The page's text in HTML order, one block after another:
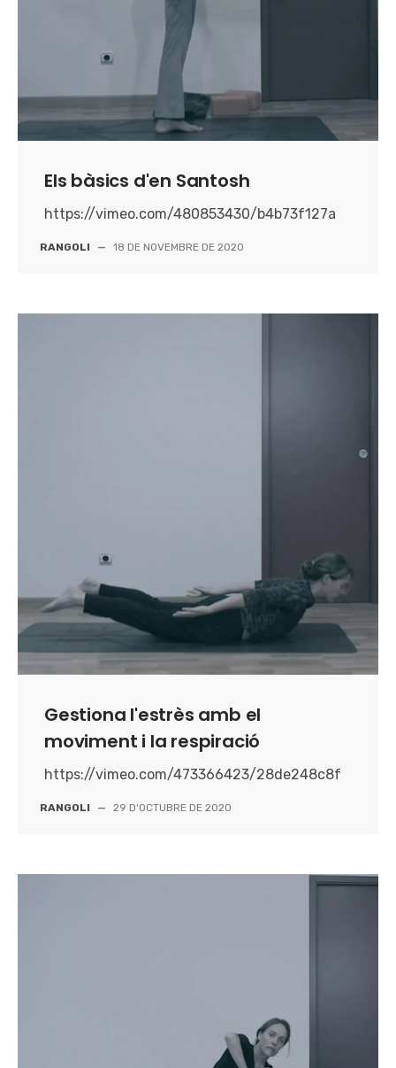
Els bàsics d'en Santosh
https://vimeo.com/480853430/b4b73f127a
RANGOLI — 18 DE NOVEMBRE DE 2020
Gestiona l'estrès amb el
moviment i la respiració
https://vimeo.com/473366423/28de248c8f
RANGOLI — 29 D'OCTUBRE DE 2020